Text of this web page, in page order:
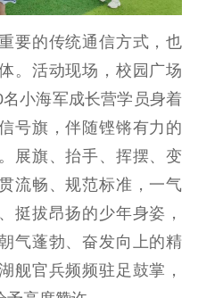
品牌栏目
艺
民
文化传承
革
文化产业
动 紫艺舞台
明
践
文明培育
型
的传统通信方式，也
。活动现场，校园广场
小海军成长营学员身着
号旗，伴随铿锵有力的
展旗、抬手、挥摆、变
流畅、规范标准，一气
挺拔昂扬的少年身姿，
气蓬勃、奋发向上的精
舰官兵频频驻足鼓掌，